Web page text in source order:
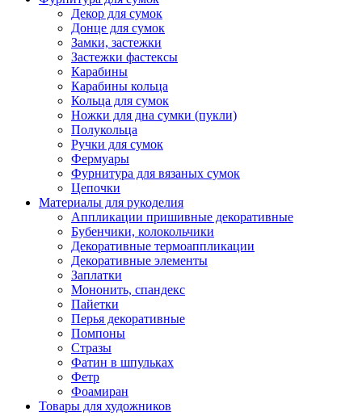
Декор для сумок
Донце для сумок
Замки, застежки
Застежки фастексы
Карабины
Карабины кольца
Кольца для сумок
Ножки для дна сумки (пукли)
Полукольца
Ручки для сумок
Фермуары
Фурнитура для вязаных сумок
Цепочки
Материалы для рукоделия
Аппликации пришивные декоративные
Бубенчики, колокольчики
Декоративные термоаппликации
Декоративные элементы
Заплатки
Мононить, спандекс
Пайетки
Перья декоративные
Помпоны
Стразы
Фатин в шпульках
Фетр
Фоамиран
Товары для художников